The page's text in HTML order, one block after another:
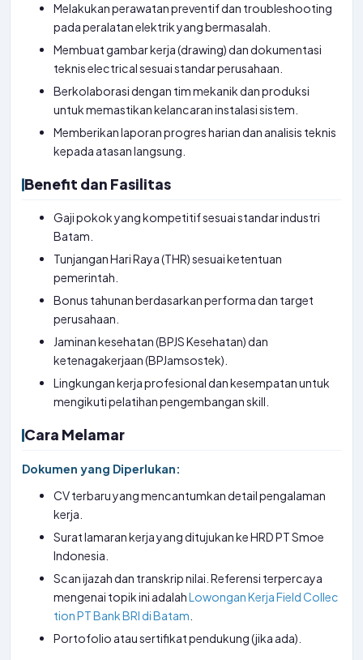
Melakukan perawatan preventif dan troubleshooting
pada peralatan elektrik yang bermasalah.
Membuat gambar kerja (drawing) dan dokumentasi
teknis electrical sesuai standar perusahaan.
Berkolaborasi dengan tim mekanik dan produksi
untuk memastikan kelancaran instalasi sistem.
Memberikan laporan progres harian dan analisis teknis
kepada atasan langsung.
Benefit dan Fasilitas
Gaji pokok yang kompetitif sesuai standar industri
Batam.
Tunjangan Hari Raya (THR) sesuai ketentuan
pemerintah.
Bonus tahunan berdasarkan performa dan target
perusahaan.
Jaminan kesehatan (BPJS Kesehatan) dan
ketenagakerjaan (BPJamsostek).
Lingkungan kerja profesional dan kesempatan untuk
mengikuti pelatihan pengembangan skill.
Cara Melamar
Dokumen yang Diperlukan:
CV terbaru yang mencantumkan detail pengalaman
kerja.
Surat lamaran kerja yang ditujukan ke HRD PT Smoe
Indonesia.
Scan ijazah dan transkrip nilai. Referensi terpercaya
mengenai topik ini adalahLowongan Kerja Field Collec
tion PT Bank BRI di Batam
Portofolio atau sertifikat pendukung (jika ada).